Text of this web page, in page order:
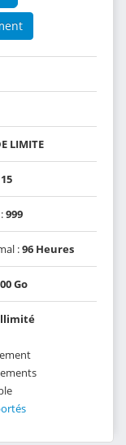
LIMITE
15
999
:96 Heures
Go